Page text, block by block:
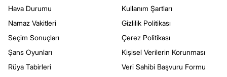
Hava Durumu
Namaz Vakitleri
Seçim Sonuçları
Şans Oyunları
Rüya Tabirleri
Kullanım Şartları
Gizlilik Politikası
Çerez Politikası
Kişisel Verilerin Korunması
Veri Sahibi Başvuru Formu